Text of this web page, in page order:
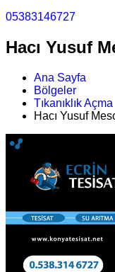
05383146727
Hacı Yusuf
Ana Sayfa
Bölgeler
Tıkanıklık Açma
Hacı Yusuf